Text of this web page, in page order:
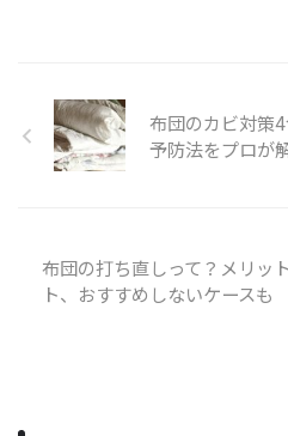
布団のカビ対策
予防法をプロが
布団の打ち直しって？メリッ
ト、おすすめしないケースも